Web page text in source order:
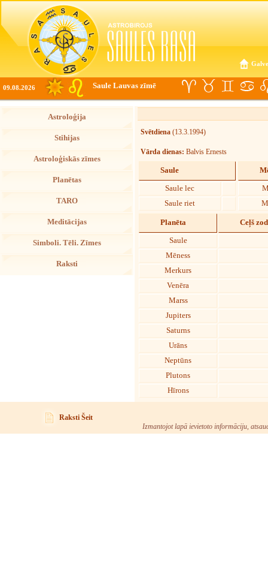
09.08.2026 Saule Lauvas zīmē
Astroloģija
Stihijas
Astroloģiskās zīmes
Planētas
TARO
Meditācijas
Simboli. Tēli. Zīmes
Raksti
Svētdiena (13.3.1994)
Vārda dienas: Balvis Ernests
Saule
Saule lec
Saule riet
Planēta Ceļš
Saule
Mēness
Merkurs
Venēra
Marss
Jupiters
Saturns
Urāns
Neptūns
Plutons
Hīrons
Raksti Šeit
Izmantojot lapā ievietoto informāciju,